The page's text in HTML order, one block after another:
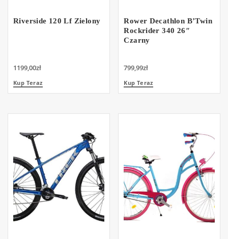
Riverside 120 Lf Zielony
1199,00zł
Kup Teraz
Rower Decathlon B’Twin
Rockrider 340 26″
Czarny
799,99zł
Kup Teraz